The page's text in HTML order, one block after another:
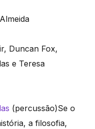
Duncan Fox,
e Teresa
(percussão)Se o
a filosofia,